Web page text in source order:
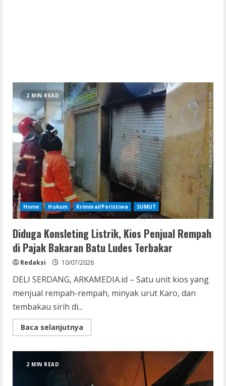
2 MIN READ
Home Hukum Kriminal/Peristiwa SUMUT
Diduga Konsleting Listrik, Kios Penjual Rempah
di Pajak Bakaran Batu Ludes Terbakar
Redaksi 10/07/2026
DELI SERDANG, ARKAMEDIA.id – Satu unit kios yang
menjual rempah-rempah, minyak urut Karo, dan
tembakau sirih di...
Baca selanjutnya
more
Rempah
2 MIN READ